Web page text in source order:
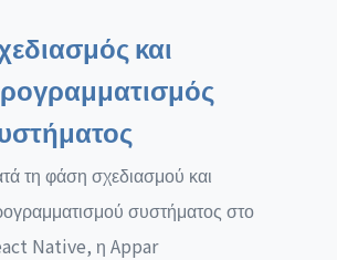
και
τη φάση σχεδιασμού και
συστήματος στο
Native, η Appar